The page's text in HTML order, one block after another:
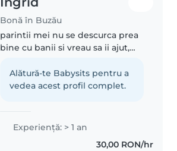
Bonă în Buzău
parintii mei nu se descurca prea
bine cu banii si vreau sa ii ajut,
verisorii de varste mici si avand
grija de ei ma pricep sa am grija
Alătură-te Babysits pentru a
vedea acest profil complet.
Experienţă: > 1 an
30,00 RON/hr